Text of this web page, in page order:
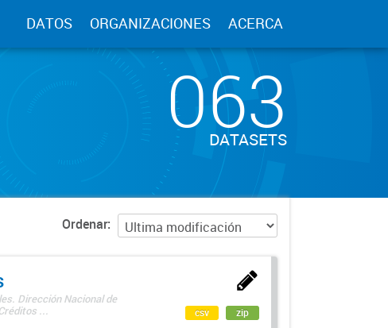
DATOS ORGANIZACIONES ACERCA
063
DATASETS
Ordenar
Dirección Nacional de
...
csv zip